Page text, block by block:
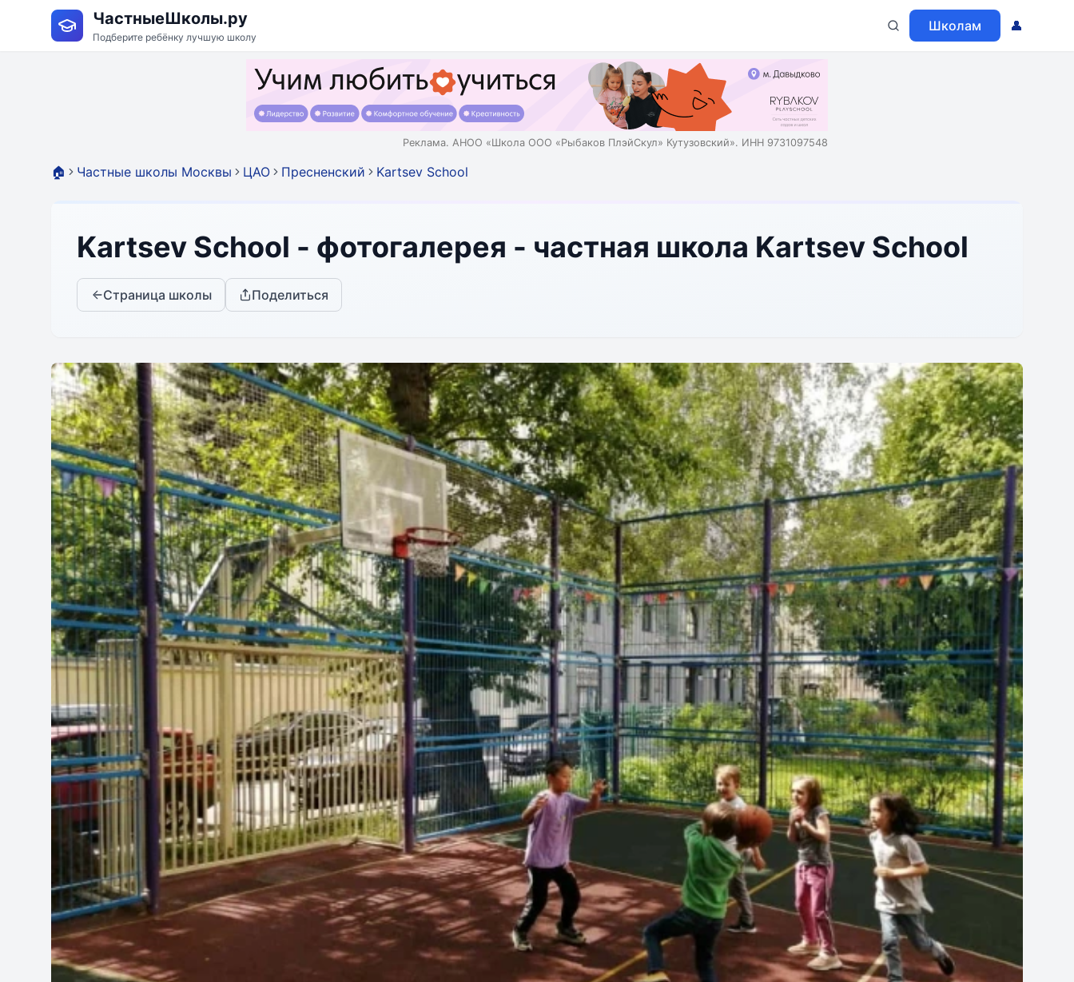
ЧастныеШколы.ру
Подберите ребёнку лучшую школу
Школам 👤
Реклама. АНОО «Школа ООО «Рыбаков ПлэйСкул» Кутузовский». ИНН 9731097548
🏠 Частные школы Москвы ЦАО Пресненский Kartsev School
Kartsev School - фотогалерея - частная школа Kartsev School
Страница школы Поделиться